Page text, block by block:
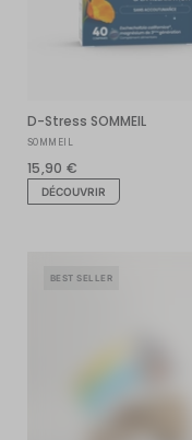
D-Stress SOMMEIL
SOMMEIL
15,90 €
DÉCOUVRIR
BEST SELLER